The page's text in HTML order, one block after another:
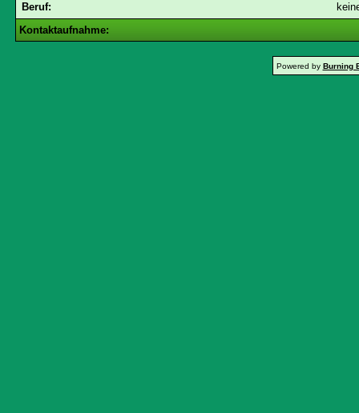
Beruf:
Kontaktaufnahme:
Powered by Burning